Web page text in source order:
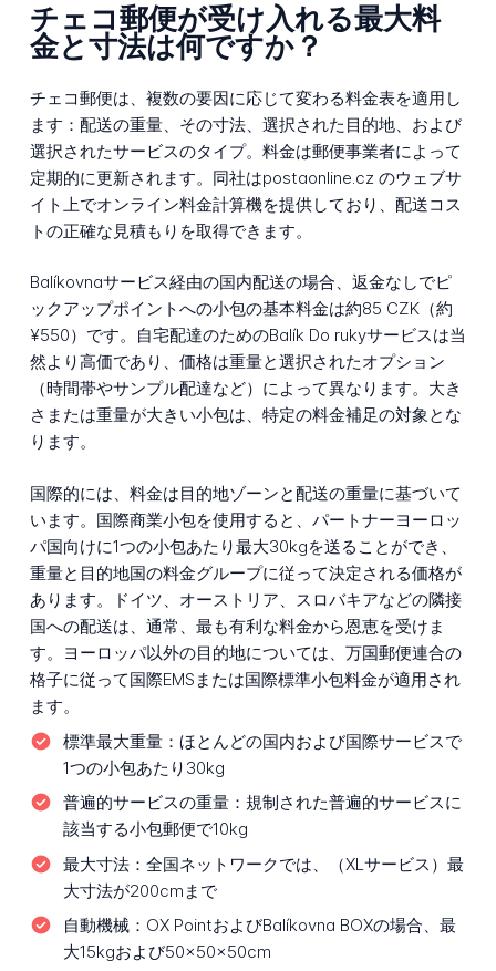
チェコ郵便が受け入れる最大料
金と寸法は何ですか？
チェコ郵便は、複数の要因に応じて変わる料金表を適用し
ます：配送の重量、その寸法、選択された目的地、および
選択されたサービスのタイプ。料金は郵便事業者によって
定期的に更新されます。同社はpostaonline.cz のウェブサ
イト上でオンライン料金計算機を提供しており、配送コス
トの正確な見積もりを取得できます。
Balíkovnaサービス経由の国内配送の場合、返金なしでピ
ックアップポイントへの小包の基本料金は約85 CZK（約
¥550）です。自宅配達のためのBalík Do rukyサービスは当
然より高価であり、価格は重量と選択されたオプション
（時間帯やサンプル配達など）によって異なります。大き
さまたは重量が大きい小包は、特定の料金補足の対象とな
ります。
国際的には、料金は目的地ゾーンと配送の重量に基づいて
います。国際商業小包を使用すると、パートナーヨーロッ
パ国向けに1つの小包あたり最大30kgを送ることができ、
重量と目的地国の料金グループに従って決定される価格が
あります。ドイツ、オーストリア、スロバキアなどの隣接
国への配送は、通常、最も有利な料金から恩恵を受けま
す。ヨーロッパ以外の目的地については、万国郵便連合の
格子に従って国際EMSまたは国際標準小包料金が適用され
ます。
標準最大重量： ほとんどの国内および国際サービスで
1つの小包あたり30kg
普遍的サービスの重量： 規制された普遍的サービスに
該当する小包郵便で10kg
最大寸法： 全国ネットワークでは、（XLサービス）最
大寸法が200cmまで
自動機械： OX PointおよびBalíkovna BOXの場合、最
大15kgおよび50×50×50cm